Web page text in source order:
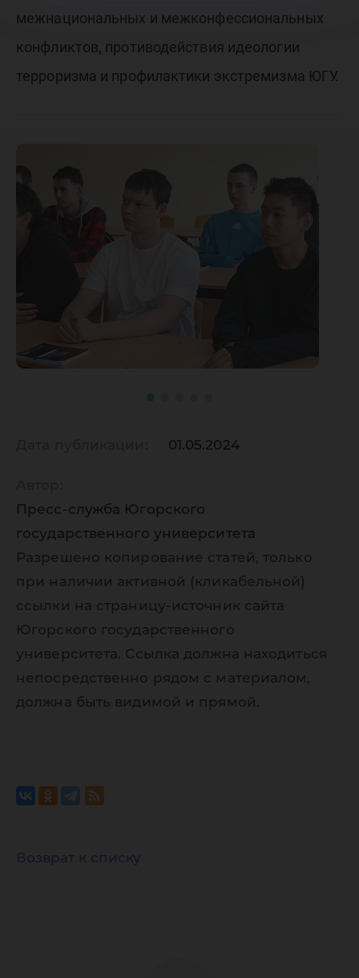
межнациональных и межконфессиональных
конфликтов, противодействия идеологии
терроризма и профилактики экстремизма ЮГУ.
01.05.2024
Пресс-служба Югорского
государственного университета
Разрешено копирование статей, только
при наличии активной (кликабельной)
ссылки на страницу-источник сайта
Югорского государственного
университета. Ссылка должна находиться
непосредственно рядом с материалом,
должна быть видимой и прямой.
Возврат к списку